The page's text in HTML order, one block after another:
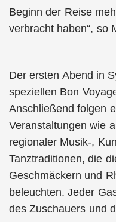
Beginn der Reise
verbracht haben“, so
Der ersten Abend in
speziellen Bon
Anschließend folgen
Veranstaltungen wie
regionaler Musik-,
Tanztraditionen, die
Geschmäckern und
beleuchten. Jeder
des Zuschauers und